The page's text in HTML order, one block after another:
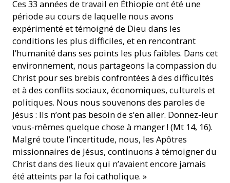
Ces 33 années de travail en Éthiopie ont été une
période au cours de laquelle nous avons
expérimenté et témoigné de Dieu dans les
conditions les plus difficiles, et en rencontrant
l’humanité dans ses points les plus faibles. Dans cet
environnement, nous partageons la compassion du
Christ pour ses brebis confrontées à des difficultés
et à des conflits sociaux, économiques, culturels et
politiques. Nous nous souvenons des paroles de
Jésus : Ils n’ont pas besoin de s’en aller. Donnez-leur
vous-mêmes quelque chose à manger ! (Mt 14, 16).
Malgré toute l’incertitude, nous, les Apôtres
missionnaires de Jésus, continuons à témoigner du
Christ dans des lieux qui n’avaient encore jamais
été atteints par la foi catholique. »